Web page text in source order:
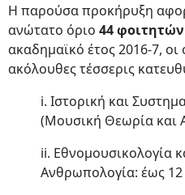
Η παρούσα προκήρυξη
ανώτατο όριο 44 φοιτητών
ακαδημαϊκό έτος 2016-7, οι
ακόλουθες τέσσερις
i. Ιστορική και
(Μουσική Θεωρία και
ii. Εθνομουσικολογία
Ανθρωπολογία: έως 12